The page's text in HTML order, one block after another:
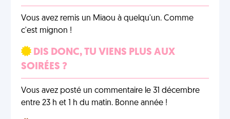
Vous avez remis un Miaou à quelqu'un. Comme
c'est mignon !
DIS DONC, TU VIENS PLUS AUX
SOIRÉES ?
Vous avez posté un commentaire le 31 décembre
entre 23 h et 1 h du matin. Bonne année !